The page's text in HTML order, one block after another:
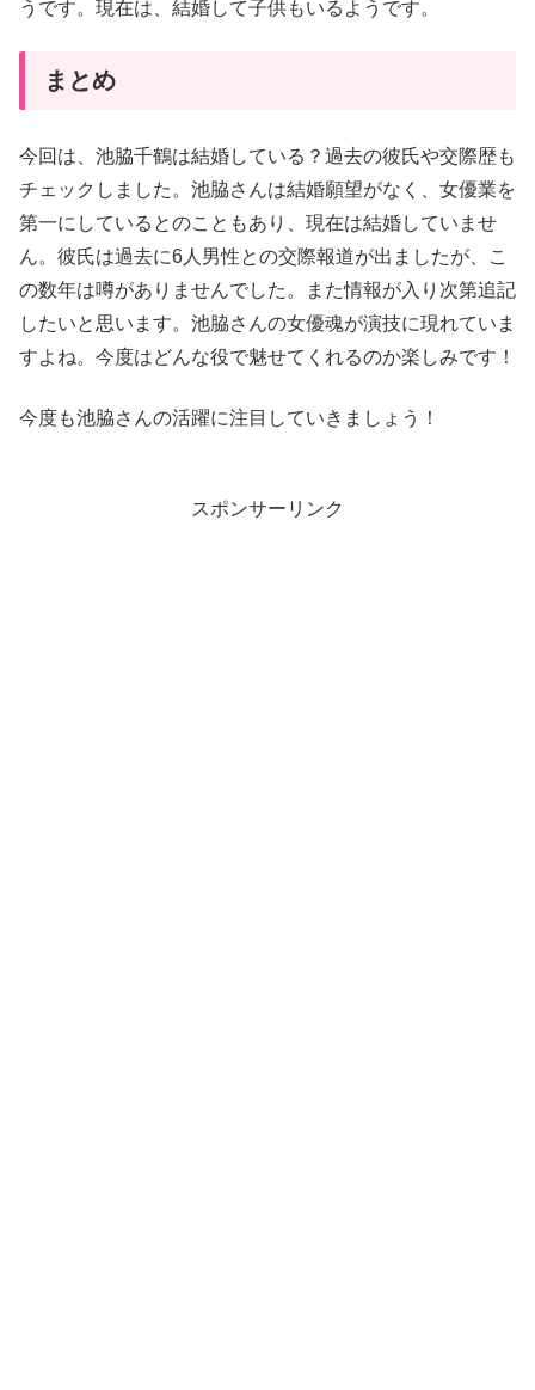
うです。現在は、結婚して子供もいるようです。
まとめ
今回は、池脇千鶴は結婚している？過去の彼氏や交際歴も
チェックしました。池脇さんは結婚願望がなく、女優業を
第一にしているとのこともあり、現在は結婚していませ
ん。彼氏は過去に6人男性との交際報道が出ましたが、こ
の数年は噂がありませんでした。また情報が入り次第追記
したいと思います。池脇さんの女優魂が演技に現れていま
すよね。今度はどんな役で魅せてくれるのか楽しみです！
今度も池脇さんの活躍に注目していきましょう！
スポンサーリンク